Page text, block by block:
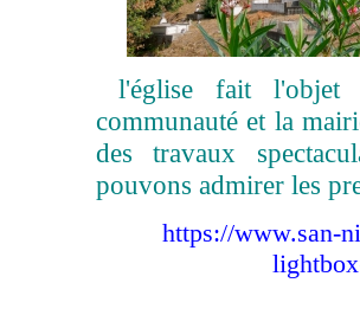
l'église fait l'objet
communauté et la
des travaux
pouvons admirer les
https://www.san-